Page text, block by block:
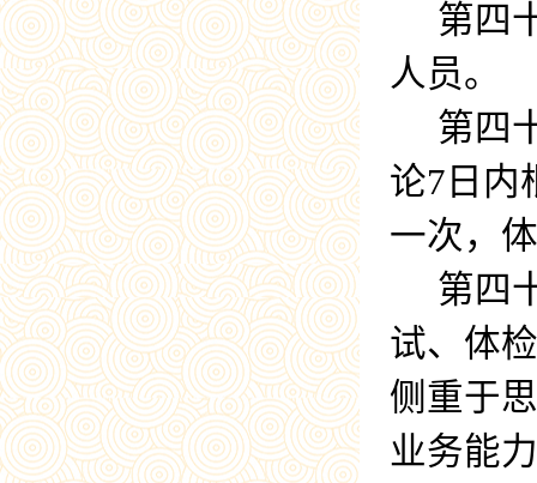
第四
人员。
第四
论7 日内
一次，
第四
试、体
侧重于
业务能